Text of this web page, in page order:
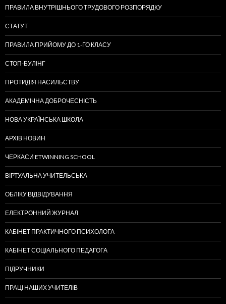
ПРАВИЛА ВНУТРІШНЬОГО ТРУДОВОГО РОЗПОРЯДКУ
СТАТУТ
ПРАВИЛА ПРИЙОМУ ДО 1-ГО КЛАСУ
СТОП-БУЛІНГ
ПРОТИДІЯ НАСИЛЬСТВУ
АКАДЕМІЧНА ДОБРОЧЕСНІСТЬ
НОВА УКРАЇНСЬКА ШКОЛА
АРХІВ НОВИН
ЧЕРКАСИ ETWINNING SCHOOL
ВІРТУАЛЬНА УЧИТЕЛЬСЬКА
ОБЛІКУ ВІДВІДУВАННЯ
ЕЛЕКТРОННИЙ ЖУРНАЛ
КАБІНЕТ ПРАКТИЧНОГО ПСИХОЛОГА
КАБІНЕТ СОЦІАЛЬНОГО ПЕДАГОГА
ПІДРУЧНИКИ
ПРАЦІ НАШИХ УЧИТЕЛІВ